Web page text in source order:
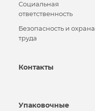
Социальная
ответственность
Безопасность и охрана
труда
Контакты
Упаковочные